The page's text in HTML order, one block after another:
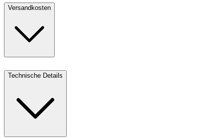
Versandkosten
Technische Details